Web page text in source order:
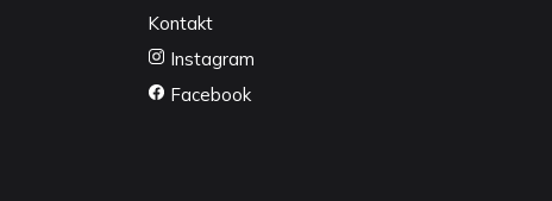
Kontakt
Instagram
Facebook